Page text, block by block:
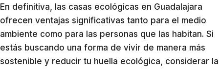
En definitiva, las casas ecológicas en Guadalajara
ofrecen ventajas significativas tanto para el medio
ambiente como para las personas que las habitan. Si
estás buscando una forma de vivir de manera más
sostenible y reducir tu huella ecológica, considerar la